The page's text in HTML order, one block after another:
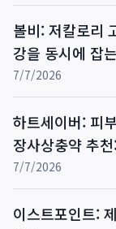
볼비: 저칼로리
강을 동시에 잡
7/7/2026
하트세이버: 피
장사상충약 추
7/7/2026
이스트포인트: